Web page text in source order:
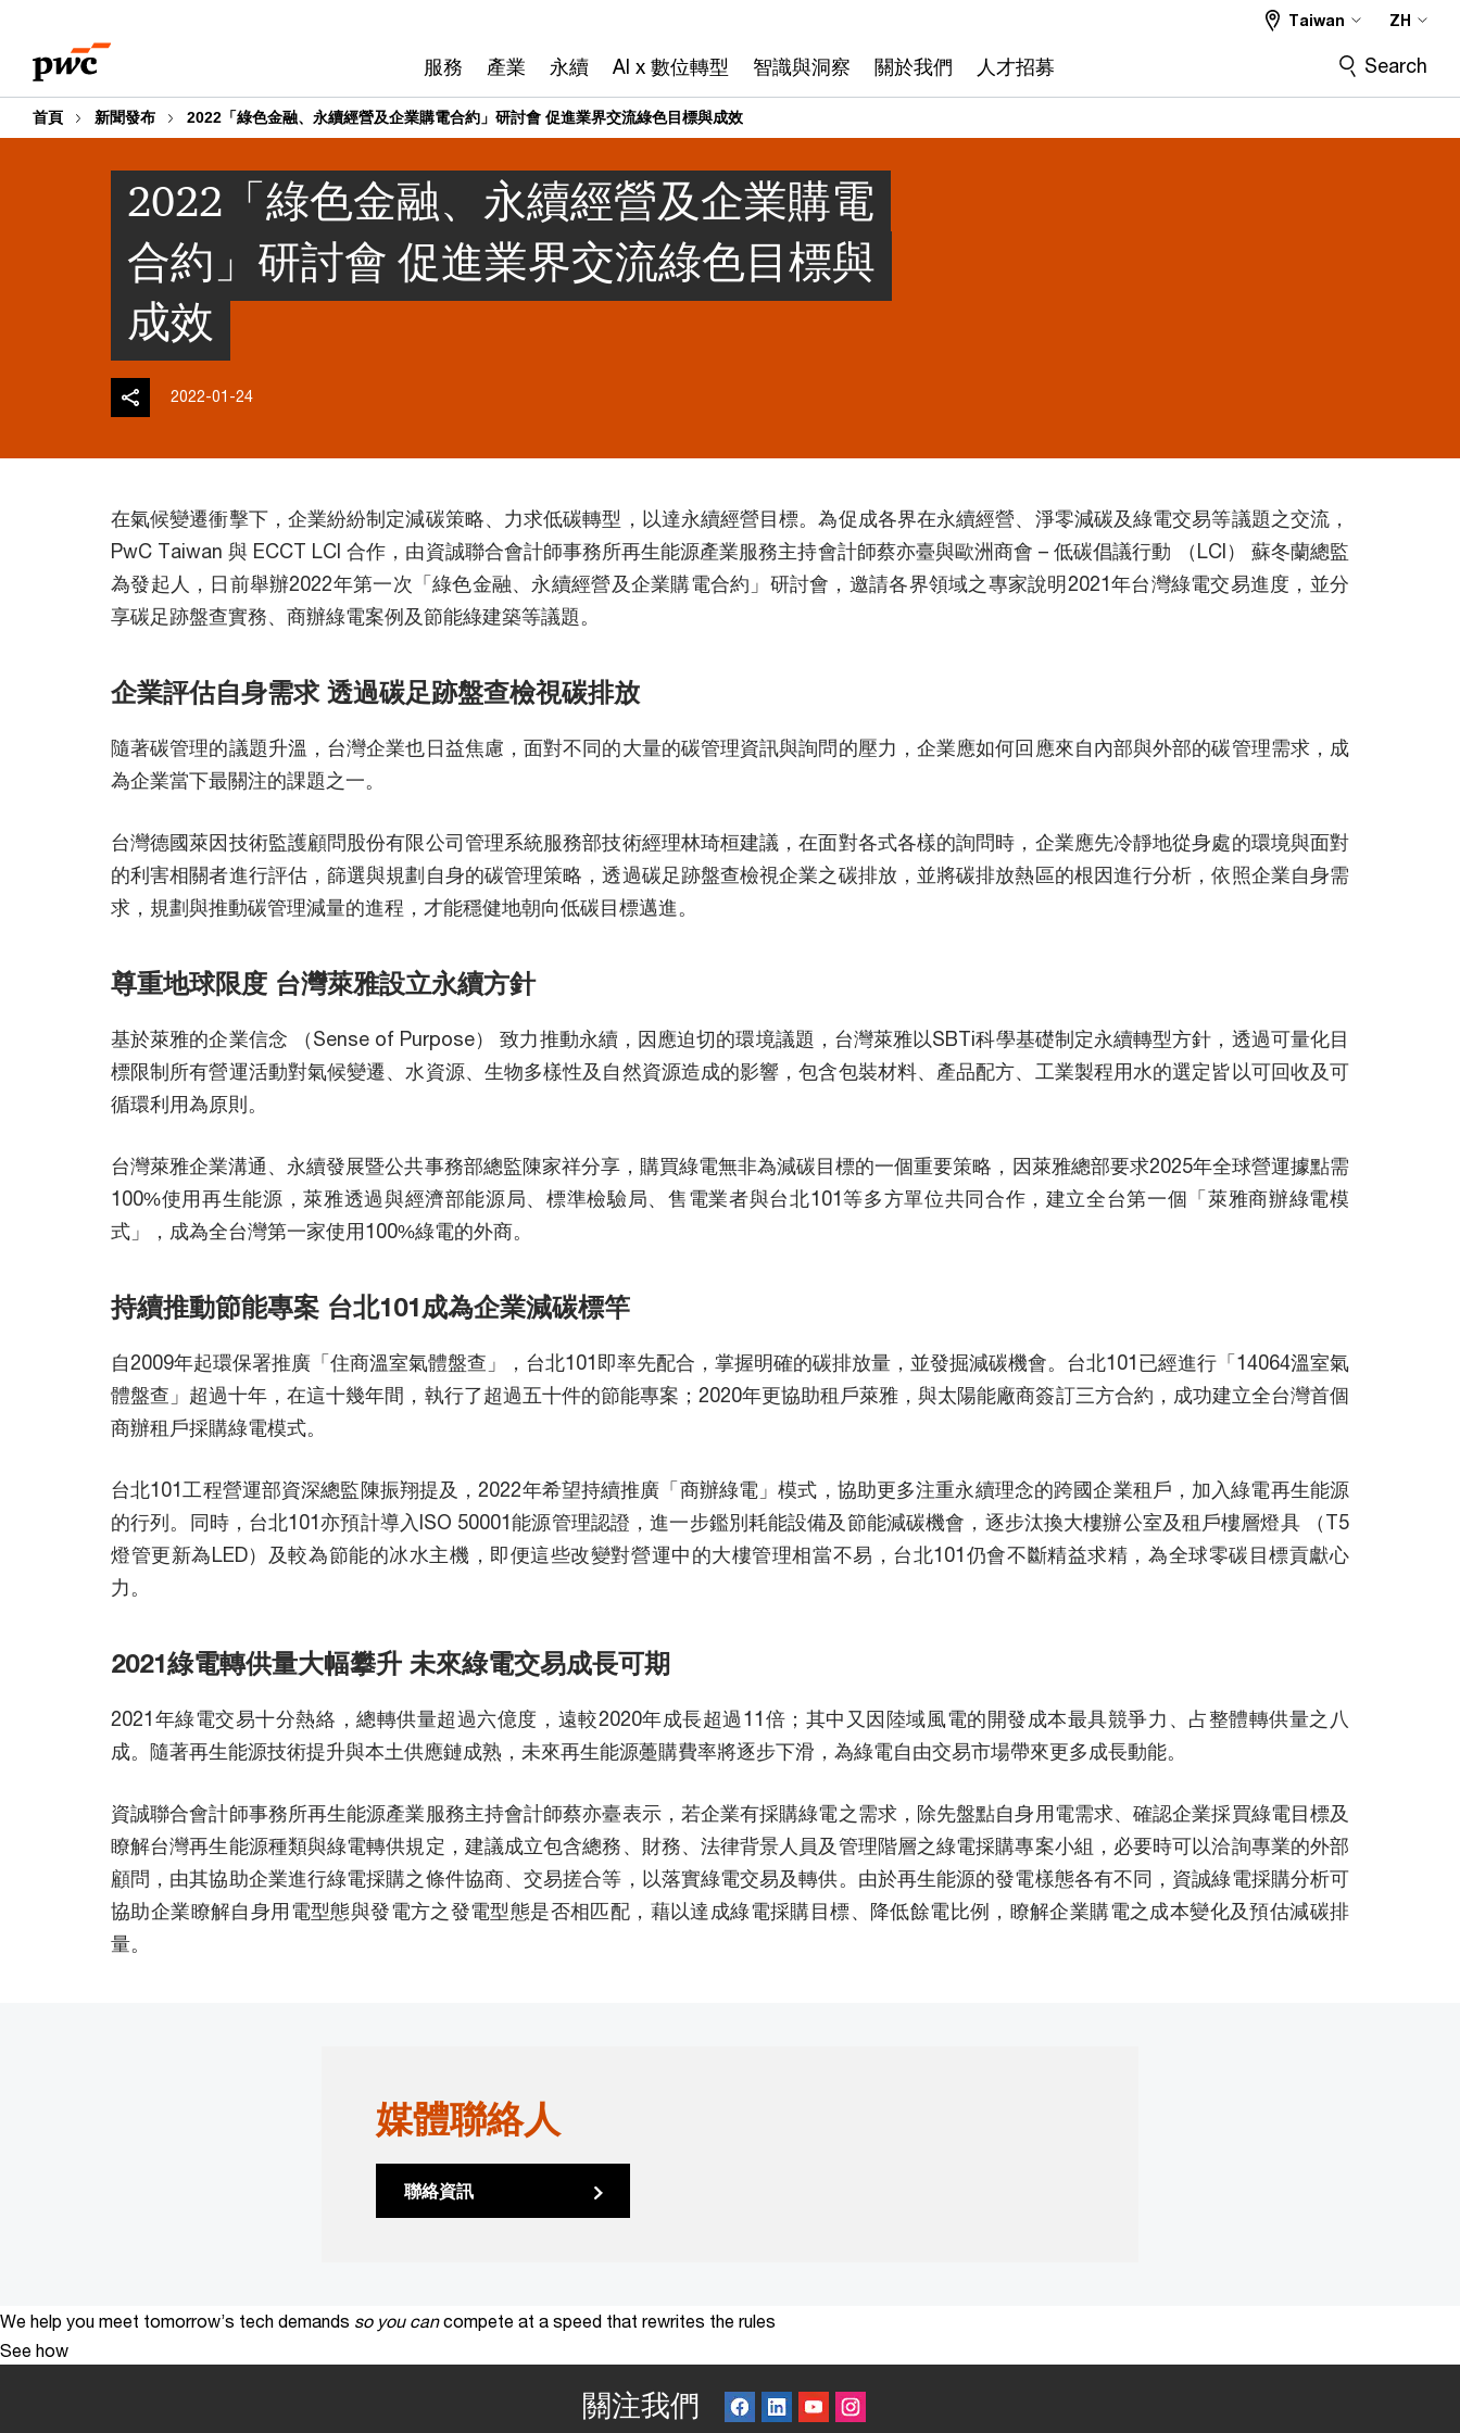
content
footer
服務 產業 永續 AI x 數位轉型 智識與洞察 關於我們 人才招募
Taiwan ZH
Search
首頁 新聞發布 2022「綠色金融、永續經營及企業購電合約」研討會 促進業界交流綠色目標與成效
2022「綠色金融、永續經營及企業購電
合約」研討會 促進業界交流綠色目標與
成效
2022-01-24
在氣候變遷衝擊下，企業紛紛制定減碳策略、力求低碳轉型，以達永續經營目標。為促成各界在永續經營、淨零減碳及綠電交易等議題之交流，
PwC Taiwan 與 ECCT LCI 合作，由資誠聯合會計師事務所再生能源產業服務主持會計師蔡亦臺與歐洲商會 – 低碳倡議行動 （LCI） 蘇冬蘭總監
為發起人，日前舉辦2022年第一次「綠色金融、永續經營及企業購電合約」研討會，邀請各界領域之專家說明2021年台灣綠電交易進度，並分
享碳足跡盤查實務、商辦綠電案例及節能綠建築等議題。
企業評估自身需求 透過碳足跡盤查檢視碳排放
隨著碳管理的議題升溫，台灣企業也日益焦慮，面對不同的大量的碳管理資訊與詢問的壓力，企業應如何回應來自內部與外部的碳管理需求，成
為企業當下最關注的課題之一。
台灣德國萊因技術監護顧問股份有限公司管理系統服務部技術經理林琦桓建議，在面對各式各樣的詢問時，企業應先冷靜地從身處的環境與面對
的利害相關者進行評估，篩選與規劃自身的碳管理策略，透過碳足跡盤查檢視企業之碳排放，並將碳排放熱區的根因進行分析，依照企業自身需
求，規劃與推動碳管理減量的進程，才能穩健地朝向低碳目標邁進。
尊重地球限度 台灣萊雅設立永續方針
基於萊雅的企業信念 （Sense of Purpose） 致力推動永續，因應迫切的環境議題，台灣萊雅以SBTi科學基礎制定永續轉型方針，透過可量化目
標限制所有營運活動對氣候變遷、水資源、生物多樣性及自然資源造成的影響，包含包裝材料、產品配方、工業製程用水的選定皆以可回收及可
循環利用為原則。
台灣萊雅企業溝通、永續發展暨公共事務部總監陳家祥分享，購買綠電無非為減碳目標的一個重要策略，因萊雅總部要求2025年全球營運據點需
100%使用再生能源，萊雅透過與經濟部能源局、標準檢驗局、售電業者與台北101等多方單位共同合作，建立全台第一個「萊雅商辦綠電模
式」，成為全台灣第一家使用100%綠電的外商。
持續推動節能專案 台北101成為企業減碳標竿
自2009年起環保署推廣「住商溫室氣體盤查」，台北101即率先配合，掌握明確的碳排放量，並發掘減碳機會。台北101已經進行「14064溫室氣
體盤查」超過十年，在這十幾年間，執行了超過五十件的節能專案；2020年更協助租戶萊雅，與太陽能廠商簽訂三方合約，成功建立全台灣首個
商辦租戶採購綠電模式。
台北101工程營運部資深總監陳振翔提及，2022年希望持續推廣「商辦綠電」模式，協助更多注重永續理念的跨國企業租戶，加入綠電再生能源
的行列。同時，台北101亦預計導入ISO 50001能源管理認證，進一步鑑別耗能設備及節能減碳機會，逐步汰換大樓辦公室及租戶樓層燈具 （T5
燈管更新為LED）及較為節能的冰水主機，即便這些改變對營運中的大樓管理相當不易，台北101仍會不斷精益求精，為全球零碳目標貢獻心
力。
2021綠電轉供量大幅攀升 未來綠電交易成長可期
2021年綠電交易十分熱絡，總轉供量超過六億度，遠較2020年成長超過11倍；其中又因陸域風電的開發成本最具競爭力、占整體轉供量之八
成。隨著再生能源技術提升與本土供應鏈成熟，未來再生能源躉購費率將逐步下滑，為綠電自由交易市場帶來更多成長動能。
資誠聯合會計師事務所再生能源產業服務主持會計師蔡亦臺表示，若企業有採購綠電之需求，除先盤點自身用電需求、確認企業採買綠電目標及
瞭解台灣再生能源種類與綠電轉供規定，建議成立包含總務、財務、法律背景人員及管理階層之綠電採購專案小組，必要時可以洽詢專業的外部
顧問，由其協助企業進行綠電採購之條件協商、交易搓合等，以落實綠電交易及轉供。由於再生能源的發電樣態各有不同，資誠綠電採購分析可
協助企業瞭解自身用電型態與發電方之發電型態是否相匹配，藉以達成綠電採購目標、降低餘電比例，瞭解企業購電之成本變化及預估減碳排
量。
媒體聯絡人
聯絡資訊
We help you meet tomorrow’s tech demands so you can compete at a speed that rewrites the rules
See how
關注我們